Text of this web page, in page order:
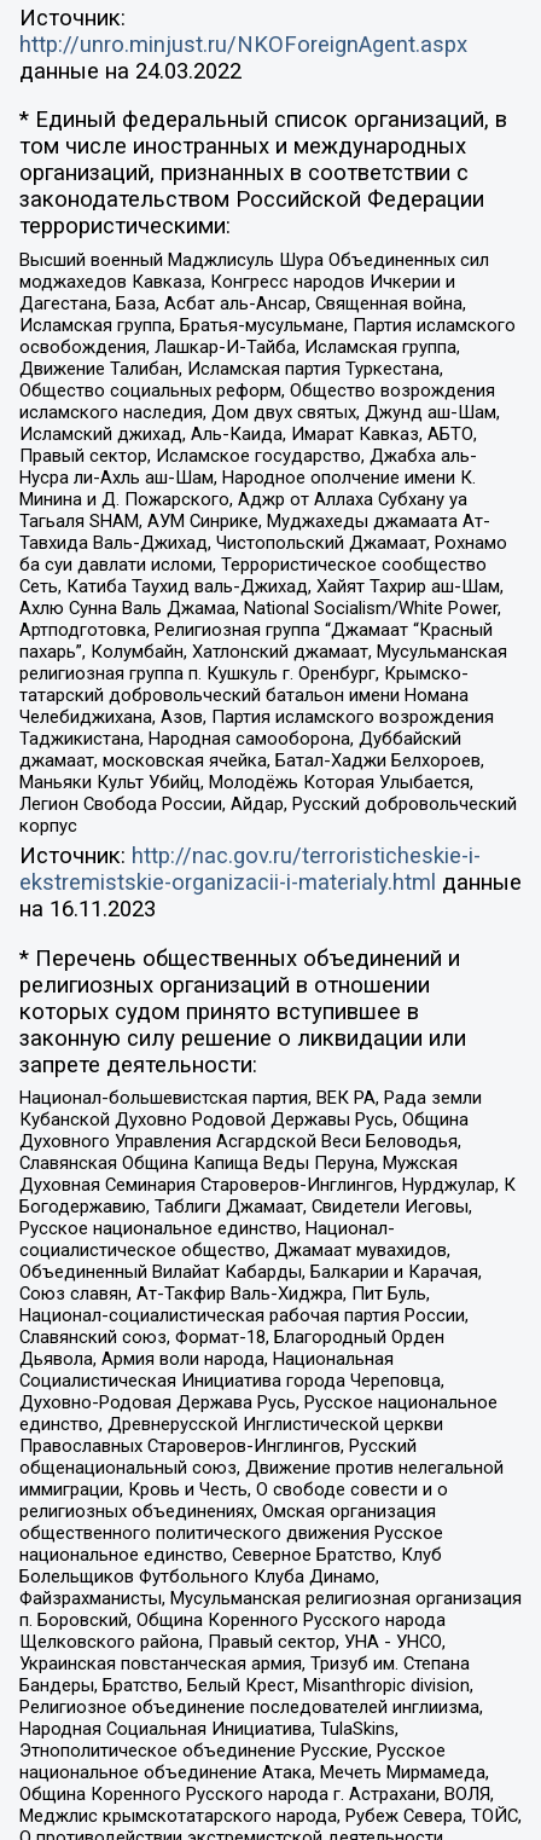
Источник:
http://unro.minjust.ru/NKOForeignAgent.aspx
данные на 24.03.2022
* Единый федеральный список организаций, в
том числе иностранных и международных
организаций, признанных в соответствии с
законодательством Российской Федерации
террористическими:
Высший военный Маджлисуль Шура Объединенных сил
моджахедов Кавказа, Конгресс народов Ичкерии и
Дагестана, База, Асбат аль-Ансар, Священная война,
Исламская группа, Братья-мусульмане, Партия исламского
освобождения, Лашкар-И-Тайба, Исламская группа,
Движение Талибан, Исламская партия Туркестана,
Общество социальных реформ, Общество возрождения
исламского наследия, Дом двух святых, Джунд аш-Шам,
Исламский джихад, Аль-Каида, Имарат Кавказ, АБТО,
Правый сектор, Исламское государство, Джабха аль-
Нусра ли-Ахль аш-Шам, Народное ополчение имени К.
Минина и Д. Пожарского, Аджр от Аллаха Субхану уа
Тагьаля SHAM, АУМ Синрике, Муджахеды джамаата Ат-
Тавхида Валь-Джихад, Чистопольский Джамаат, Рохнамо
ба суи давлати исломи, Террористическое сообщество
Сеть, Катиба Таухид валь-Джихад, Хайят Тахрир аш-Шам,
Ахлю Сунна Валь Джамаа, National Socialism/White Power,
Артподготовка, Религиозная группа “Джамаат “Красный
пахарь”, Колумбайн, Хатлонский джамаат, Мусульманская
религиозная группа п. Кушкуль г. Оренбург, Крымско-
татарский добровольческий батальон имени Номана
Челебиджихана, Азов, Партия исламского возрождения
Таджикистана, Народная самооборона, Дуббайский
джамаат, московская ячейка, Батал-Хаджи Белхороев,
Маньяки Культ Убийц, Молодёжь Которая Улыбается,
Легион Свобода России, Айдар, Русский добровольческий
корпус
Источник: http://nac.gov.ru/terroristicheskie-i-
ekstremistskie-organizacii-i-materialy.html данные
на 16.11.2023
* Перечень общественных объединений и
религиозных организаций в отношении
которых судом принято вступившее в
законную силу решение о ликвидации или
запрете деятельности:
Национал-большевистская партия, ВЕК РА, Рада земли
Кубанской Духовно Родовой Державы Русь, Община
Духовного Управления Асгардской Веси Беловодья,
Славянская Община Капища Веды Перуна, Мужская
Духовная Семинария Староверов-Инглингов, Нурджулар, К
Богодержавию, Таблиги Джамаат, Свидетели Иеговы,
Русское национальное единство, Национал-
социалистическое общество, Джамаат мувахидов,
Объединенный Вилайат Кабарды, Балкарии и Карачая,
Союз славян, Ат-Такфир Валь-Хиджра, Пит Буль,
Национал-социалистическая рабочая партия России,
Славянский союз, Формат-18, Благородный Орден
Дьявола, Армия воли народа, Национальная
Социалистическая Инициатива города Череповца,
Духовно-Родовая Держава Русь, Русское национальное
единство, Древнерусской Инглистической церкви
Православных Староверов-Инглингов, Русский
общенациональный союз, Движение против нелегальной
иммиграции, Кровь и Честь, О свободе совести и о
религиозных объединениях, Омская организация
общественного политического движения Русское
национальное единство, Северное Братство, Клуб
Болельщиков Футбольного Клуба Динамо,
Файзрахманисты, Мусульманская религиозная организация
п. Боровский, Община Коренного Русского народа
Щелковского района, Правый сектор, УНА - УНСО,
Украинская повстанческая армия, Тризуб им. Степана
Бандеры, Братство, Белый Крест, Misanthropic division,
Религиозное объединение последователей инглиизма,
Народная Социальная Инициатива, TulaSkins,
Этнополитическое объединение Русские, Русское
национальное объединение Атака, Мечеть Мирмамеда,
Община Коренного Русского народа г. Астрахани, ВОЛЯ,
Меджлис крымскотатарского народа, Рубеж Севера, ТОЙС,